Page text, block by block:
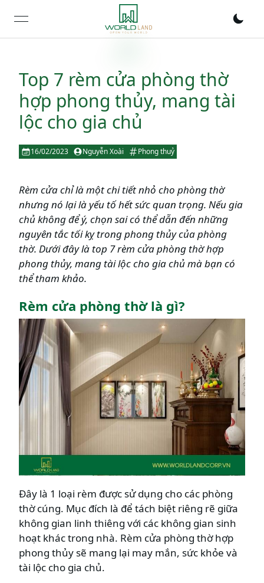
open navigation menu
Top 7 rèm cửa phòng thờ
hợp phong thủy, mang tài
lộc cho gia chủ
16/02/2023 Nguyễn Xoài Phong thuỷ
Rèm cửa chỉ là một chi tiết nhỏ cho phòng thờ
nhưng nó lại là yếu tố hết sức quan trọng. Nếu gia
chủ không để ý, chọn sai có thể dẫn đến những
nguyên tắc tối kỵ trong phong thủy của phòng
thờ. Dưới đây là top 7 rèm cửa phòng thờ hợp
phong thủy, mang tài lộc cho gia chủ mà bạn có
thể tham khảo.
Rèm cửa phòng thờ là gì?
Đây là 1 loại rèm được sử dụng cho các phòng
thờ cúng. Mục đích là để tách biệt riêng rẽ giữa
không gian linh thiêng với các không gian sinh
hoạt khác trong nhà. Rèm cửa phòng thờ hợp
phong thủy sẽ mang lại may mắn, sức khỏe và
tài lộc cho gia chủ.